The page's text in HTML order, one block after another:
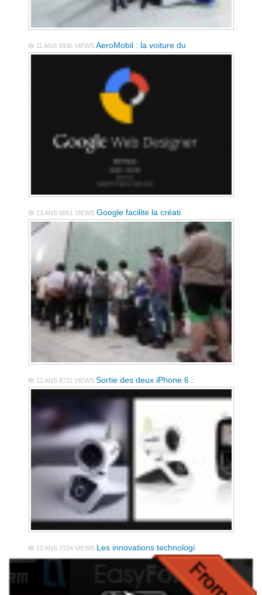
11 ANS9936 VIEWSAeroMobil : la voiture du
13 ANS9861 VIEWSGoogle facilite la créati
12 ANS8711 VIEWSSortie des deux iPhone 6 :
10 ANS7334 VIEWS Les innovations technologi